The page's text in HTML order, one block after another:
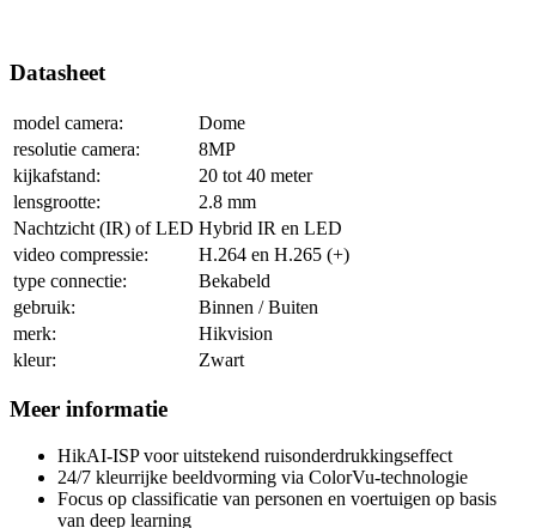
Datasheet
model camera:
Dome
resolutie camera:
8MP
kijkafstand:
20 tot 40 meter
lensgrootte:
2.8 mm
Nachtzicht (IR) of LED Hybrid IR en LED
video compressie:
H.264 en H.265 (+)
type connectie:
Bekabeld
gebruik:
Binnen / Buiten
merk:
Hikvision
kleur:
Zwart
Meer informatie
HikAI-ISP voor uitstekend ruisonderdrukkingseffect
24/7 kleurrijke beeldvorming via ColorVu-technologie
Focus op classificatie van personen en voertuigen op basis
van deep learning